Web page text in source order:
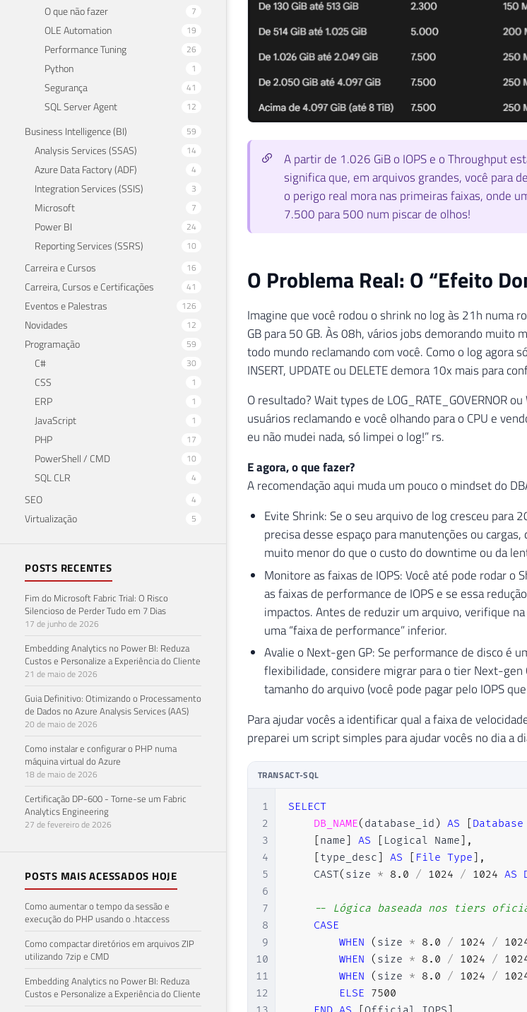
O que não fazer 7
OLE Automation 19
Performance Tuning 26
Python 1
Segurança 41
SQL Server Agent 12
Business Intelligence (BI) 59
Analysis Services (SSAS) 14
Azure Data Factory (ADF) 4
Integration Services (SSIS) 3
Microsoft 7
Power BI 24
Reporting Services (SSRS) 10
Carreira e Cursos 16
Carreira, Cursos e Certificações 41
Eventos e Palestras 126
Novidades 12
Programação 59
C# 30
CSS 1
ERP 1
JavaScript 1
PHP 17
PowerShell / CMD 10
SQL CLR 4
SEO 4
Virtualização 5
POSTS RECENTES
Fim do Microsoft Fabric Trial: O Risco
Silencioso de Perder Tudo em 7 Dias
17 de junho de 2026
Embedding Analytics no Power BI: Reduza
Custos e Personalize a Experiência do Cliente
21 de maio de 2026
Guia Definitivo: Otimizando o Processamento
de Dados no Azure Analysis Services (AAS)
20 de maio de 2026
Como instalar e configurar o PHP numa
máquina virtual do Azure
18 de maio de 2026
Certificação DP-600 - Torne-se um Fabric
Analytics Engineering
27 de fevereiro de 2026
POSTS MAIS ACESSADOS HOJE
Como aumentar o tempo da sessão e
execução do PHP usando o .htaccess
Como compactar diretórios em arquivos ZIP
utilizando 7zip e CMD
Embedding Analytics no Power BI: Reduza
Custos e Personalize a Experiência do Cliente
A partir de 1.026 GiB o IOPS e o Throughput
significa que, em arquivos grandes, você para
o perigo real mora nas primeiras faixas, onde
7.500 para 500 num piscar de olhos!
O Problema Real: O “Efeito
Imagine que você rodou o shrink no log às 21h numa
GB para 50 GB. Às 08h, vários jobs demorando muito
todo mundo reclamando com você. Como o log agora
INSERT, UPDATE ou DELETE demora 10x mais para
O resultado? Wait types de LOG_RATE_GOVERNOR
usuários reclamando e você olhando para o CPU e
eu não mudei nada, só limpei o log!” rs.
E agora, o que fazer?
A recomendação aqui muda um pouco o mindset do
Evite Shrink: Se o seu arquivo de log cresceu para
precisa desse espaço para manutenções ou
muito menor do que o custo do downtime ou da
Monitore as faixas de IOPS: Você até pode rodar o
as faixas de performance de IOPS e se essa
impactos. Antes de reduzir um arquivo, verifique
uma “faixa de performance” inferior.
Avalie o Next-gen GP: Se performance de disco é
flexibilidade, considere migrar para o tier Next-gen
tamanho do arquivo (você pode pagar pelo IOPS
Para ajudar vocês a identificar qual a faixa de
preparei um script simples para ajudar vocês no dia a
TRANSACT-SQL
1
2
3
4
5
6
7
8
9
10
11
12
SELECT
DB_NAME( database_id ) AS Database
name AS Logical Name
,
type_desc AS File Type
,
    CAST
( size * 8.0 / 1024 / 1024 AS
-- Lógica baseada nos tiers
CASE
WHEN
( size * 8.0 / 1024 /
WHEN
( size * 8.0 / 1024 /
WHEN
( size * 8.0 / 1024 /
ELSE 7500